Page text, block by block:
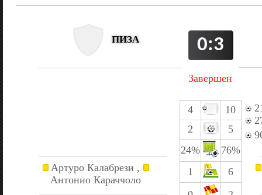
ПИЗА 0:3
Завершен
Артуро Калабрези ,
Антонио Караччоло
4
10
2
5
24%
76%
1
6